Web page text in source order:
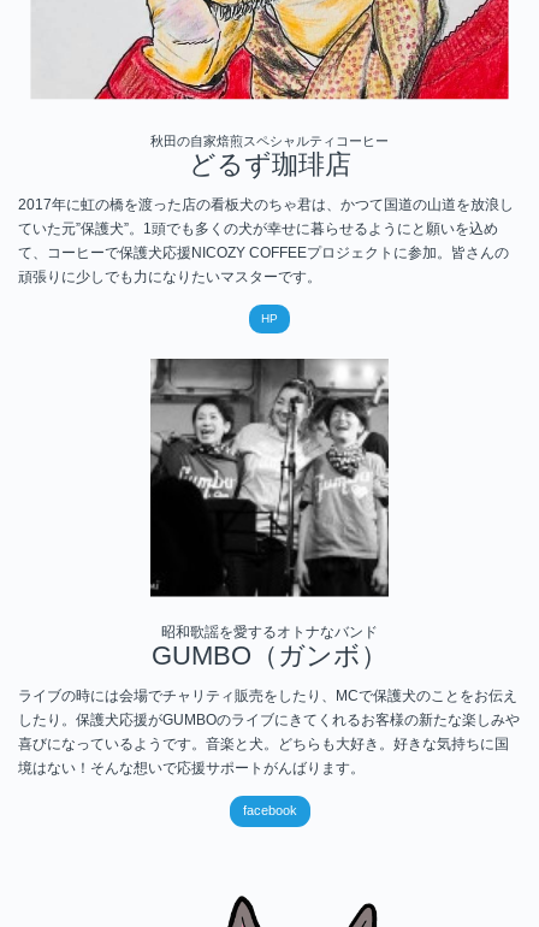
秋田の自家焙煎スペシャルティコーヒー
どるず珈琲店
2017年に虹の橋を渡った店の看板犬のちゃ君は、かつて国道の山道を放浪し
ていた元”保護犬”。1頭でも多くの犬が幸せに暮らせるようにと願いを込め
て、コーヒーで保護犬応援NICOZY COFFEEプロジェクトに参加。皆さんの
頑張りに少しでも力になりたいマスターです。
HP
昭和歌謡を愛するオトナなバンド
GUMBO（ガンボ）
ライブの時には会場でチャリティ販売をしたり、MCで保護犬のことをお伝え
したり。保護犬応援がGUMBOのライブにきてくれるお客様の新たな楽しみや
喜びになっているようです。音楽と犬。どちらも大好き。好きな気持ちに国
境はない！そんな想いで応援サポートがんばります。
facebook